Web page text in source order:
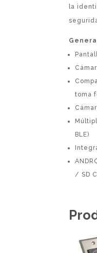
la
toma
BLE)
/ SD